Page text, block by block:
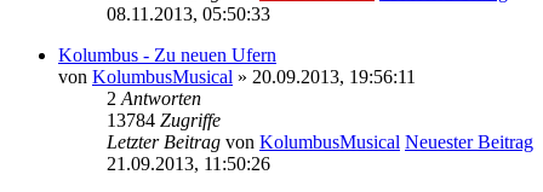
08.11.2013, 05:50:33
Kolumbus - Zu neuen Ufern
von KolumbusMusical » 20.09.2013, 19:56:11
2 Antworten
13784 Zugriffe
Letzter Beitrag von KolumbusMusical Neuester Beitrag
21.09.2013, 11:50:26